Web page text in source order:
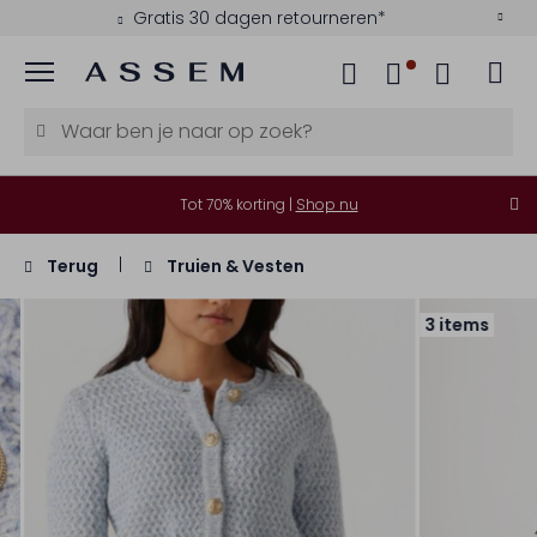
Gratis 30 dagen retourneren*
Menu
Tot 70% korting | Shop nu
Terug Truien & Vesten
3 items